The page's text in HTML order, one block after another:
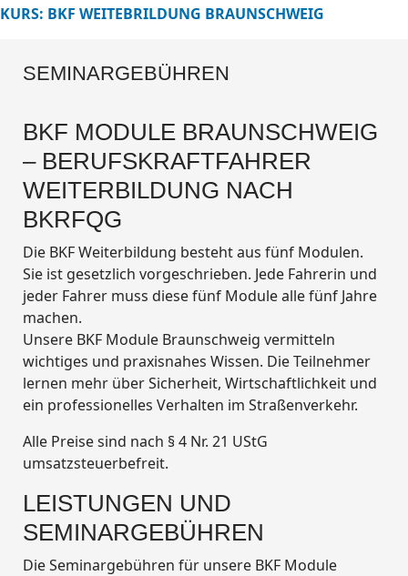
KURS: BKF WEITEBRILDUNG BRAUNSCHWEIG
SEMINARGEBÜHREN
BKF MODULE BRAUNSCHWEIG
– BERUFSKRAFTFAHRER
WEITERBILDUNG NACH
BKRFQG
Die BKF Weiterbildung besteht aus fünf Modulen.
Sie ist gesetzlich vorgeschrieben. Jede Fahrerin und
jeder Fahrer muss diese fünf Module alle fünf Jahre
machen.
Unsere BKF Module Braunschweig vermitteln
wichtiges und praxisnahes Wissen. Die Teilnehmer
lernen mehr über Sicherheit, Wirtschaftlichkeit und
ein professionelles Verhalten im Straßenverkehr.
Alle Preise sind nach § 4 Nr. 21 UStG
umsatzsteuerbefreit.
LEISTUNGEN UND
SEMINARGEBÜHREN
Die Seminargebühren für unsere BKF Module